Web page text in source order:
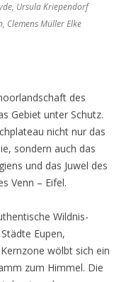
Ursula Kriependorf
Clemens Müller Elke
des
Gebiet unter Schutz.
nicht nur das
sondern auch das
und das Juwel des
Venn – Eifel.
Wildnis-
Eupen,
wölbt sich ein
zum Himmel. Die